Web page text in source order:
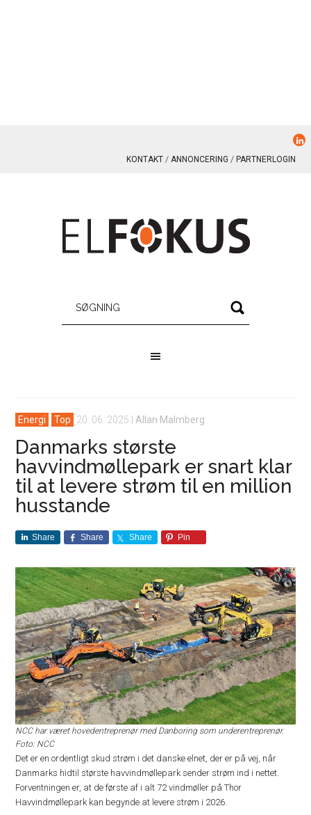
KONTAKT ANNONCERING PARTNERLOGIN
Energi Top 20. 06. 2025 Allan Malmberg
Danmarks største
havvindmøllepark er snart klar
til at levere strøm til en million
husstande
Share Share Share Pin
NCC har været hovedentreprenør med Danboring som underentreprenør.
Foto: NCC
Det er en ordentligt skud strøm i det danske elnet, der er på vej, når
Danmarks hidtil største havvindmøllepark sender strøm ind i nettet.
Forventningen er, at de første af i alt 72 vindmøller på Thor
Havvindmøllepark kan begynde at levere strøm i 2026.